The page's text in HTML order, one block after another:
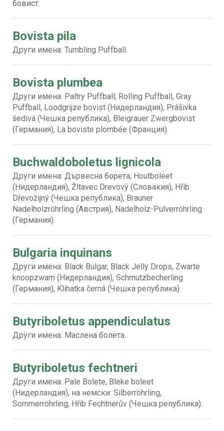
бовист.
Bovista pila
Други имена: Tumbling Puffball.
Bovista plumbea
Други имена: Paltry Puffball, Rolling Puffball, Gray
Puffball, Loodgrijze bovist (Нидерландия), Prášivka
šedivá (Чешка република), Bleigrauer Zwergbovist
(Германия), La boviste plombée (Франция).
Buchwaldoboletus lignicola
Други имена: Дървесна борета, Houtboleet
(Нидерландия), Žltavec Drevový (Словакия), Hřib
Dřevožijný (Чешка република), Brauner
Nadelholzröhrling (Австрия), Nadelholz-Pulverröhrling
(Германия).
Bulgaria inquinans
Други имена: Black Bulgar, Black Jelly Drops, Zwarte
knoopzwam (Нидерландия), Schmutzbecherling
(Германия), Klihatka černá (Чешка република).
Butyriboletus appendiculatus
Други имена: Маслена болета.
Butyriboletus fechtneri
Други имена: Pale Bolete, Bleke boleet
(Нидерландия), на немски: Silberröhrling,
Sommerröhrling, Hřib Fechtnerův (Чешка република).